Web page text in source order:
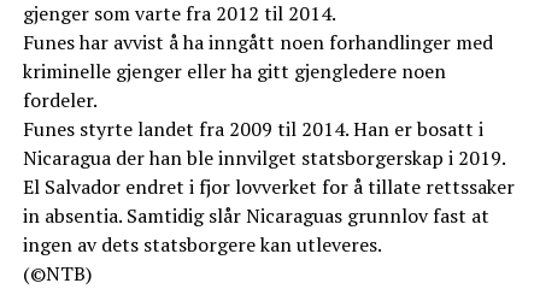
gjenger som varte fra 2012 til 2014.
Funes har avvist å ha inngått noen forhandlinger med
kriminelle gjenger eller ha gitt gjengledere noen
fordeler.
Funes styrte landet fra 2009 til 2014. Han er bosatt i
Nicaragua der han ble innvilget statsborgerskap i 2019.
El Salvador endret i fjor lovverket for å tillate rettssaker
in absentia. Samtidig slår Nicaraguas grunnlov fast at
ingen av dets statsborgere kan utleveres.
(©NTB)